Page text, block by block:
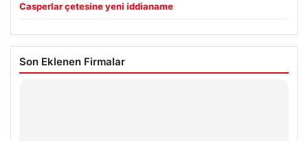
Casperlar çetesine yeni iddianame
Son Eklenen Firmalar